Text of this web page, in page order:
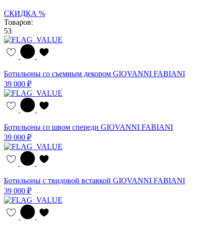
СКИДКА %
Товаров:
53
Ботильоны со съемным декором GIOVANNI FABIANI
39 000 ₽
Ботильоны со швом спереди GIOVANNI FABIANI
39 000 ₽
Ботильоны с твидовой вставкой GIOVANNI FABIANI
39 000 ₽